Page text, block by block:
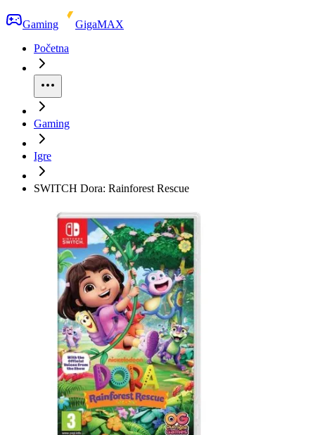
Gaming
GigaMAX
Početna
Gaming
Igre
SWITCH Dora: Rainforest Rescue